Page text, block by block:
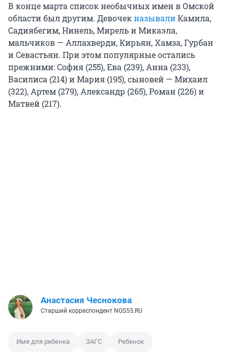
В конце марта список необычных имен в Омской
области был другим. ДевочекназывалиКамила,
Садиябегим, Нинель, Мирель и Микаэла,
мальчиков — Аллахверди, Кирьян, Хамза, Гурбан
и Севастьян. При этом популярные остались
прежними: София (255), Ева (239), Анна (233),
Василиса (214) и Мария (195), сыновей — Михаил
(322), Артем (279), Александр (265), Роман (226) и
Матвей (217).
Анастасия Чеснокова
Старший корреспондент NGS55.RU
Имя для ребенка ЗАГС Ребенок